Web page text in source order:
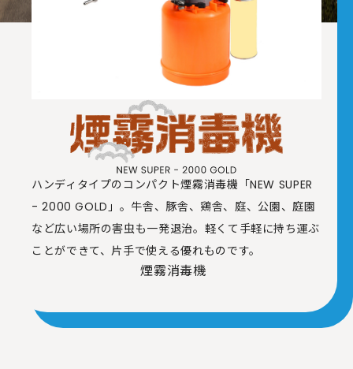
ハンディタイプのコンパクト煙霧消毒機「NEW SUPER
- 2000 GOLD」。牛舎、豚舎、鶏舎、庭、公園、庭園
など広い場所の害虫も一発退治。軽くて手軽に持ち運ぶ
ことができて、片手で使える優れものです。
煙霧消毒機